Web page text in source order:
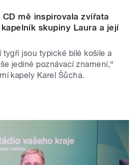
mě inspirovala zvířata
skupiny Laura a její
tygři jsou typické bílé košile a
jediné poznávací znamení,“
kapely Karel Šůcha.